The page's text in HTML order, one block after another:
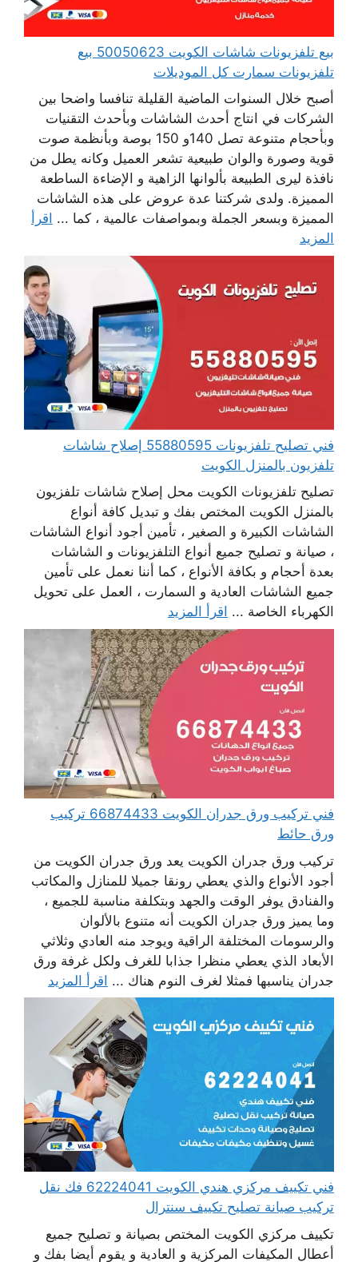
بيع تلفزيونات شاشات الكويت 50050623 بيع
تلفزيونات سمارت كل الموديلات
أصبح خلال السنوات الماضية القليلة تنافسا واضحا بين
الشركات في انتاج أحدث الشاشات وبأحدث التقنيات
وبأحجام متنوعة تصل 140و 150 بوصة وبأنظمة صوت
قوية وصورة والوان طبيعية تشعر العميل وكانه يطل من
نافذة ليرى الطبيعة بألوانها الزاهية و الإضاءة الساطعة
المميزة. ولدى شركتنا عدة عروض على هذه الشاشات
المميزة وبسعر الجملة وبمواصفات عالمية ، كما ... اقرأ
المزيد
فني تصليح تلفزيونات 55880595 إصلاح شاشات
تلفزيون بالمنزل الكويت
تصليح تلفزيونات الكويت محل إصلاح شاشات تلفزيون
بالمنزل الكويت المختص بفك و تبديل كافة أنواع
الشاشات الكبيرة و الصغير ، تأمين أجود أنواع الشاشات
، صيانة و تصليح جميع أنواع التلفزيونات و الشاشات
بعدة أحجام و بكافة الأنواع ، كما أننا نعمل على تأمين
جميع الشاشات العادية و السمارت ، العمل على تحويل
الكهرباء الخاصة ... اقرأ المزيد
فني تركيب ورق جدران الكويت 66874433 تركيب
ورق حائط
تركيب ورق جدران الكويت يعد ورق جدران الكويت من
أجود الأنواع والذي يعطي رونقا جميلا للمنازل والمكاتب
والفنادق يوفر الوقت والجهد وبتكلفة مناسبة للجميع ،
وما يميز ورق جدران الكويت أنه متنوع بالألوان
والرسومات المختلفة الراقية ويوجد منه العادي وثلاثي
الأبعاد الذي يعطي منظرا جذابا للغرف ولكل غرفة ورق
جدران يناسبها فمثلا لغرف النوم هناك ... اقرأ المزيد
فني تكييف مركزي هندي الكويت 62224041 فك نقل
تركيب صيانة تصليح تكييف سنترال
تكييف مركزي الكويت المختص بصيانة و تصليح جميع
أعطال المكيفات المركزية و العادية و يقوم أيضا بفك و